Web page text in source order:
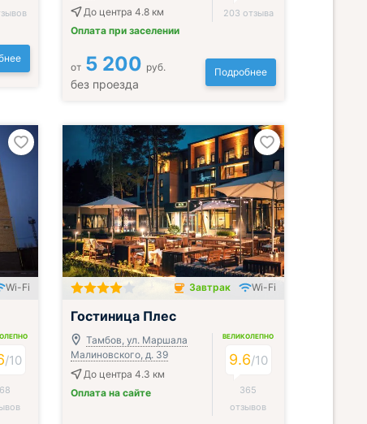
До центра 4.8 км
Оплата при заселении
203 отзыва
от 5 200 руб.
без проезда
Подробнее
Wi-Fi
/10
Завтрак включён
Завтрак Wi-Fi
Гостиница Плес
Тамбов, ул. Маршала
Малиновского, д. 39
До центра 4.3 км
Оплата на сайте
ВЕЛИКОЛЕПНО
9.6/10
365
отзывов